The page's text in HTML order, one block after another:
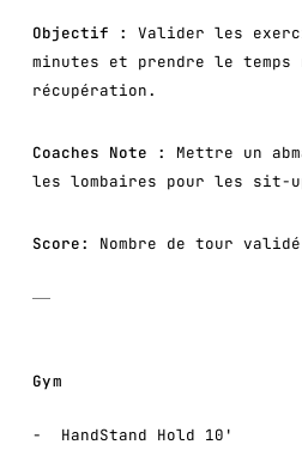
Objectif : Valider les
minutes et prendre le temps
récupération.
Coaches Note : Mettre un
les lombaires pour les sit-
Score: Nombre de tour
Gym
HandStand Hold 10'